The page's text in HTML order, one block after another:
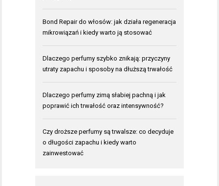
Bond Repair do włosów: jak działa regeneracja
mikrowiązań i kiedy warto ją stosować
Dlaczego perfumy szybko znikają: przyczyny
utraty zapachu i sposoby na dłuższą trwałość
Dlaczego perfumy zimą słabiej pachną i jak
poprawić ich trwałość oraz intensywność?
Czy droższe perfumy są trwalsze: co decyduje
o długości zapachu i kiedy warto
zainwestować